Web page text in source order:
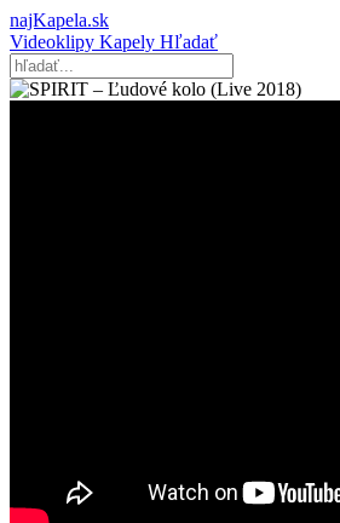
najKapela.sk
Videoklipy Kapely Hľadať